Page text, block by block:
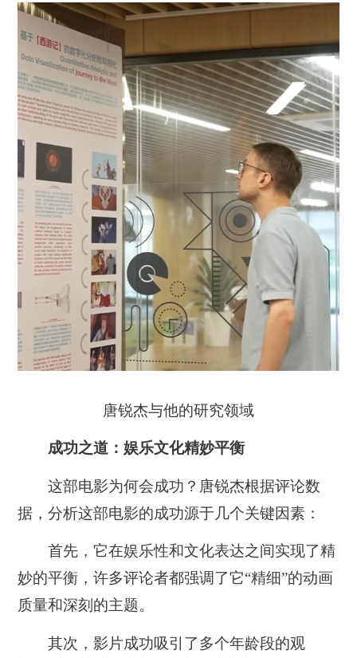
唐锐杰与他的研究领域
成功之道：娱乐文化精妙平衡
这部电影为何会成功？唐锐杰根据评论数
据，分析这部电影的成功源于几个关键因素：
首先，它在娱乐性和文化表达之间实现了精
妙的平衡，许多评论者都强调了它“精细”的动画
质量和深刻的主题。
其次，影片成功吸引了多个年龄段的观